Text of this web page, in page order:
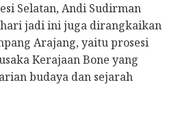
Selatan, Andi Sudirman
jadi ini juga dirangkaikan
Arajang, yaitu prosesi
Kerajaan Bone yang
budaya dan sejarah